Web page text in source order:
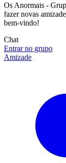
Os Anormais -
fazer novas
bem-vindo!
Chat
Entrar no grupo
Amizade